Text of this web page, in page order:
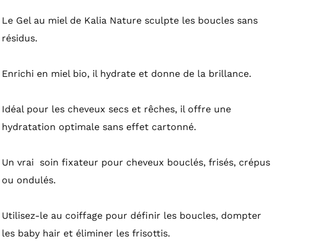
Le Gel au miel de Kalia Nature sculpte les boucles sans
résidus.
Enrichi en miel bio, il hydrate et donne de la brillance.
Idéal pour les cheveux secs et rêches, il offre une
hydratation optimale sans effet cartonné.
Un vrai soin fixateur pour cheveux bouclés, frisés, crépus
ou ondulés.
Utilisez-le au coiffage pour définir les boucles, dompter
les baby hair et éliminer les frisottis.